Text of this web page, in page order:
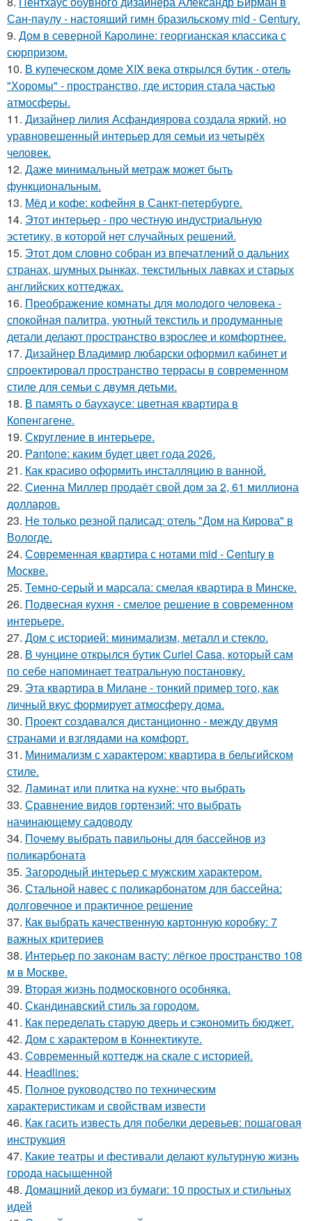
Сан-паулу - настоящий гимн бразильскому mid - Century.
9. Дом в северной Каролине: георгианская классика с
сюрпризом.
10. В купеческом доме XIX века открылся бутик - отель
"Хоромы" - пространство, где история стала частью
атмосферы.
11. Дизайнер лилия Асфандиярова создала яркий, но
уравновешенный интерьер для семьи из четырёх
человек.
12. Даже минимальный метраж может быть
функциональным.
13. Мёд и кофе: кофейня в Санкт-петербурге.
14. Этот интерьер - про честную индустриальную
эстетику, в которой нет случайных решений.
15. Этот дом словно собран из впечатлений о дальних
странах, шумных рынках, текстильных лавках и старых
английских коттеджах.
16. Преображение комнаты для молодого человека -
спокойная палитра, уютный текстиль и продуманные
детали делают пространство взрослее и комфортнее.
17. Дизайнер Владимир любарски оформил кабинет и
спроектировал пространство террасы в современном
стиле для семьи с двумя детьми.
18. В память о баухаусе: цветная квартира в
Копенгагене.
19. Скругление в интерьере.
20. Pantone: каким будет цвет года 2026.
21. Как красиво оформить инсталляцию в ванной.
22. Сиенна Миллер продаёт свой дом за 2, 61 миллиона
долларов.
23. Не только резной палисад: отель "Дом на Кирова" в
Вологде.
24. Современная квартира с нотами mid - Century в
Москве.
25. Темно-серый и марсала: смелая квартира в Минске.
26. Подвесная кухня - смелое решение в современном
интерьере.
27. Дом с историей: минимализм, металл и стекло.
28. В чунцине открылся бутик Curiel Casa, который сам
по себе напоминает театральную постановку.
29. Эта квартира в Милане - тонкий пример того, как
личный вкус формирует атмосферу дома.
30. Проект создавался дистанционно - между двумя
странами и взглядами на комфорт.
31. Минимализм с характером: квартира в бельгийском
стиле.
32. Ламинат или плитка на кухне: что выбрать
33. Сравнение видов гортензий: что выбрать
начинающему садоводу
34. Почему выбрать павильоны для бассейнов из
поликарбоната
35. Загородный интерьер с мужским характером.
36. Стальной навес с поликарбонатом для бассейна:
долговечное и практичное решение
37. Как выбрать качественную картонную коробку: 7
важных критериев
38. Интерьер по законам васту: лёгкое пространство 108
м в Москве.
39. Вторая жизнь подмосковного особняка.
40. Скандинавский стиль за городом.
41. Как переделать старую дверь и сэкономить бюджет.
42. Дом с характером в Коннектикуте.
43. Современный коттедж на скале с историей.
44. Headlines:
45. Полное руководство по техническим
характеристикам и свойствам извести
46. Как гасить известь для побелки деревьев: пошаговая
инструкция
47. Какие театры и фестивали делают культурную жизнь
города насыщенной
48. Домашний декор из бумаги: 10 простых и стильных
идей